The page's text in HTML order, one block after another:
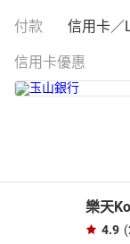
付款 信用卡／
信用卡優惠
樂天
4.9